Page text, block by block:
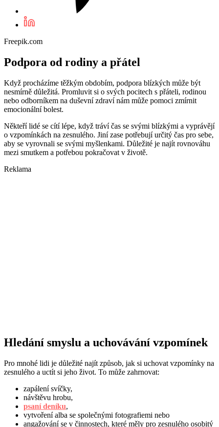
Freepik.com
Podpora od rodiny a přátel
Když procházíme těžkým obdobím, podpora blízkých může být
nesmírně důležitá. Promluvit si o svých pocitech s přáteli, rodinou
nebo odborníkem na duševní zdraví nám může pomoci zmírnit
emocionální bolest.
Někteří lidé se cítí lépe, když tráví čas se svými blízkými a vyprávějí
o vzpomínkách na zesnulého. Jiní zase potřebují určitý čas pro sebe,
aby se vyrovnali se svými myšlenkami. Důležité je najít rovnováhu
mezi smutkem a potřebou pokračovat v životě.
Reklama
Hledání smyslu a uchovávání vzpomínek
Pro mnohé lidi je důležité najít způsob, jak si uchovat vzpomínky na
zesnulého a uctít si jeho život. To může zahrnovat:
zapálení svíčky,
návštěvu hrobu,
psaní deníku,
vytvoření alba se společnými fotografiemi nebo
angažování se v činnostech, které měly pro zesnulého osobitý